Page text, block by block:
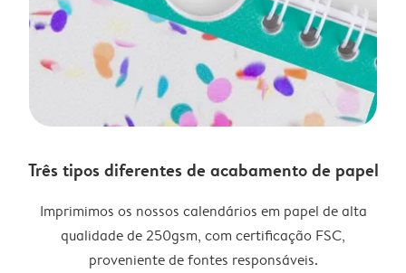
Três tipos diferentes de acabamento de papel
Imprimimos os nossos calendários em papel de alta
qualidade de 250gsm, com certificação FSC,
proveniente de fontes responsáveis.